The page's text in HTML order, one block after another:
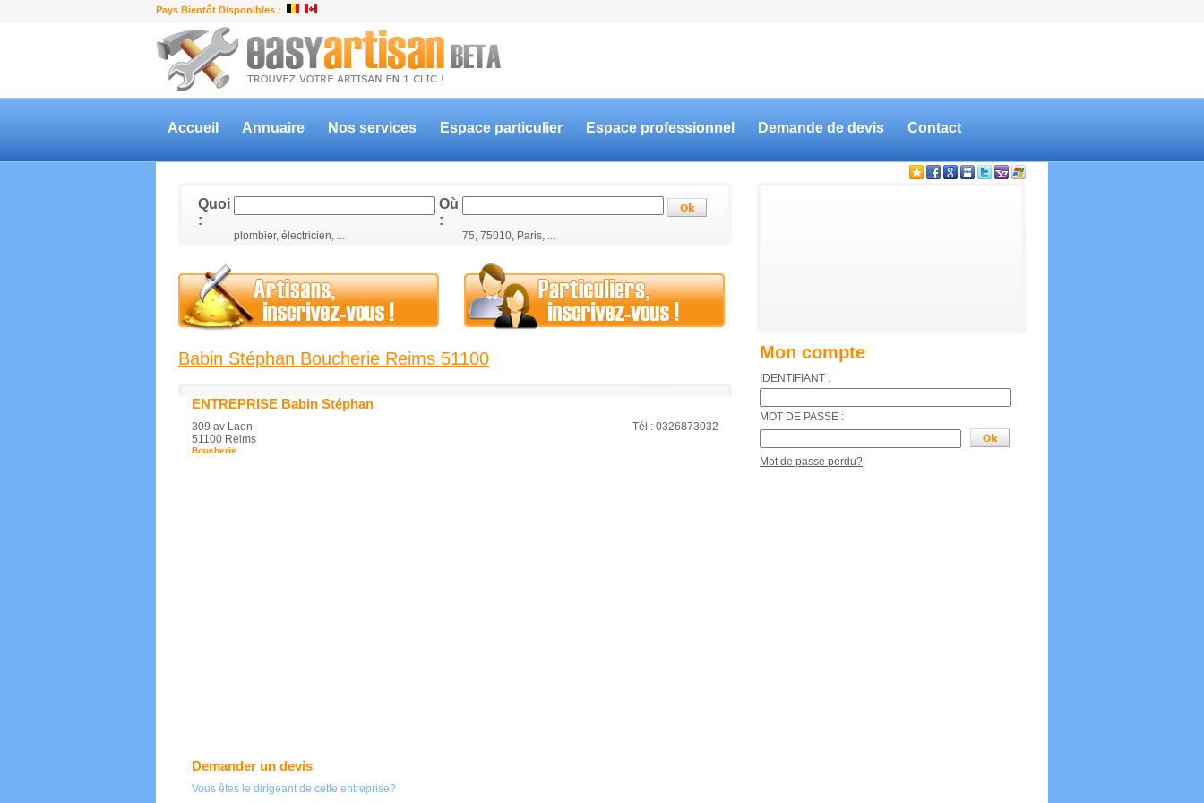
Pays Bientôt Disponibles :
Accueil Annuaire Nos services Espace particulier Espace professionnel Demande de devis Contact
Mon compte
IDENTIFIANT :
MOT DE PASSE :
Mot de passe perdu?
Quoi
:
Où
:
plombier, électricien, ... 75, 75010, Paris, ...
Babin Stéphan Boucherie Reims 51100
ENTREPRISE Babin Stéphan
309 av Laon
51100 Reims
Tél : 0326873032
Boucherie
Demander un devis
Vous êtes le dirigeant de cette entreprise?